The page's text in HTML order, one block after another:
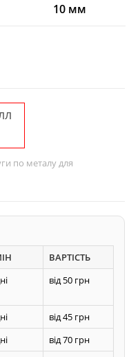
10 мм
по металу для
ВАРТІСТЬ
від 50 грн
від 45 грн
від 70 грн